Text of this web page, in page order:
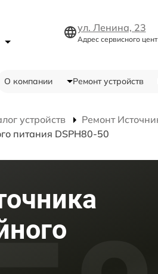
ул. Ленина, 23
Адрес сервисного
О компании Ремонт устройств
устройств
Ремонт
питания DSPH80-50